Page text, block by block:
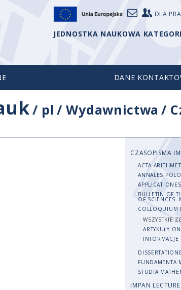
DLA
JEDNOSTKA NAUKOWA
DANE
/ pl /Wydawnictwa /
CZASOPISMA
ACTA
ANNALES
BULLETIN OF
OF SCIENCES.
COLLOQUIUM
WSZYSTKIE
ARTYKUŁY
FUNDAMENTA
STUDIA
IMPAN